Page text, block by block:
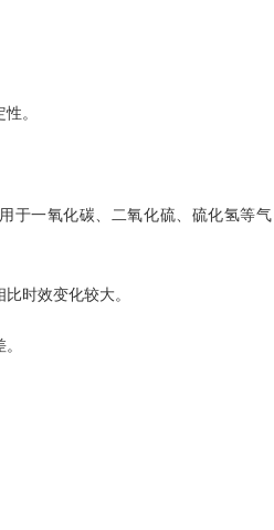
。
于一氧化碳、二氧化硫、硫化氢等气
时效变化较大。